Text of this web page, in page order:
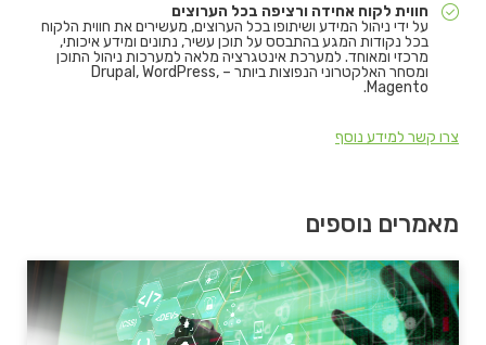
חווית לקוח אחידה ורציפה בכל הערוצים
על ידי ניהול המידע ושיתופו בכל הערוצים, מעשירים את חווית הלקוח
בכל נקודות המגע בהתבסס על תוכן עשיר, נתונים ומידע איכותי,
מרכזי ומאוחד. למערכת אינטגרציה מלאה למערכות ניהול התוכן
ומסחר האלקטרוני הנפוצות ביותר – Drupal, WordPress,
Magento.
צרו קשר למידע נוסף
מאמרים נוספים